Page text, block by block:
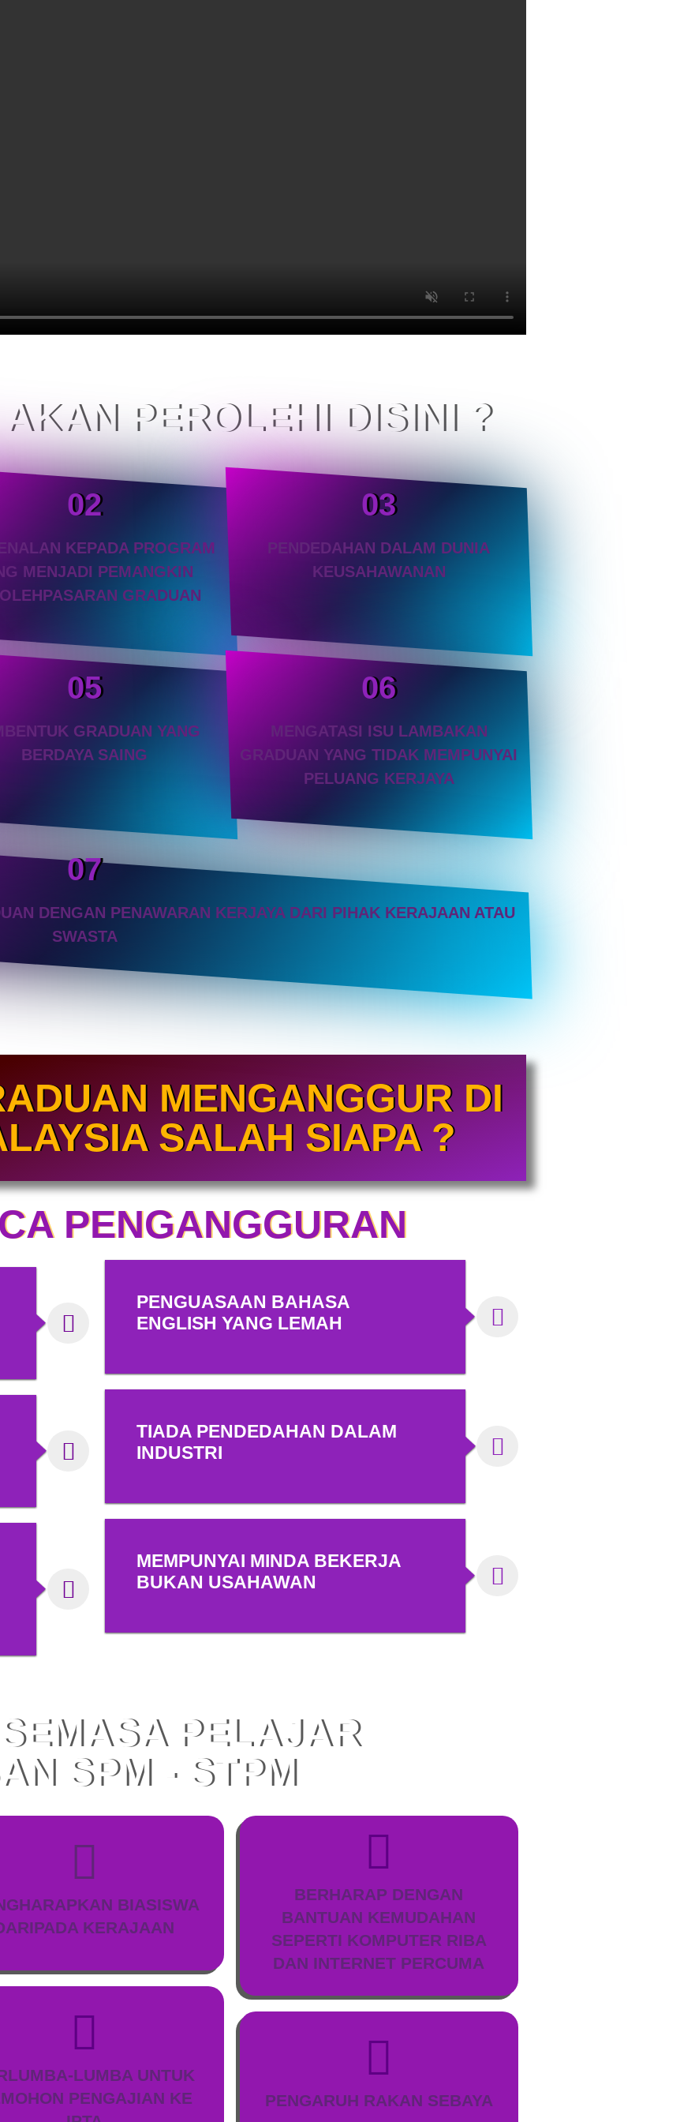
PEROLEHI DISINI ?
02
KEPADA PROGRAM
MENJADI PEMANGKIN
GRADUAN
03
PENDEDAHAN DALAM DUNIA
KEUSAHAWANAN
05
GRADUAN YANG
BERDAYA SAING
06
MENGATASI ISU LAMBAKAN
GRADUAN YANG TIDAK MEMPUNYAI
PELUANG KERJAYA
07
DENGAN PENAWARAN KERJAYA DARI PIHAK KERAJAAN ATAU
SWASTA
MENGANGGUR DI
SALAH SIAPA ?
PENGANGGURAN
PENGUASAAN BAHASA
ENGLISH YANG LEMAH
TIADA PENDEDAHAN DALAM
INDUSTRI
MEMPUNYAI MINDA BEKERJA
BUKAN USAHAWAN
PELAJAR
SPM - STPM
BIASISWA
KERAJAAN
LUMBA UNTUK
PENGAJIAN KE
BERHARAP DENGAN
BANTUAN KEMUDAHAN
SEPERTI KOMPUTER RIBA
DAN INTERNET PERCUMA
PENGARUH RAKAN SEBAYA